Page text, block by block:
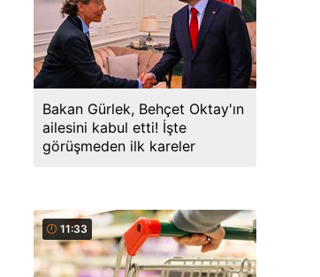
Bakan Gürlek, Behçet Oktay'ın
ailesini kabul etti! İşte
görüşmeden ilk kareler
11:33